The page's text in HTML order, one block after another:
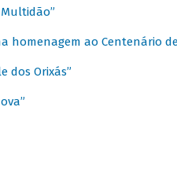
homenagem ao Centenário
dos Orixás”